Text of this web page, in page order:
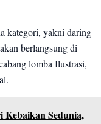
kategori, yakni daring
berlangsung di
lomba Ilustrasi,
Kebaikan Sedunia,